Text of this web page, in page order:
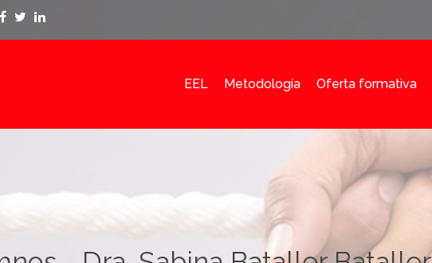
EEL Metodología Oferta formativa